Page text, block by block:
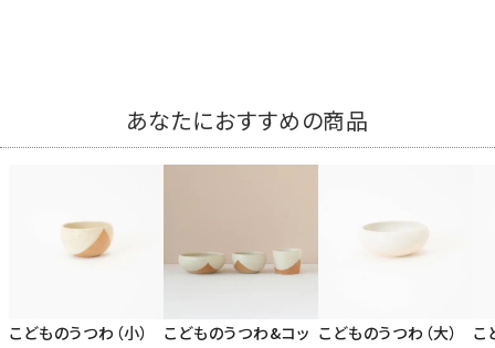
あなたにおすすめの商品
こどものうつわ（小）
こどものうつわ&コッ こどものうつわ（大）
こ